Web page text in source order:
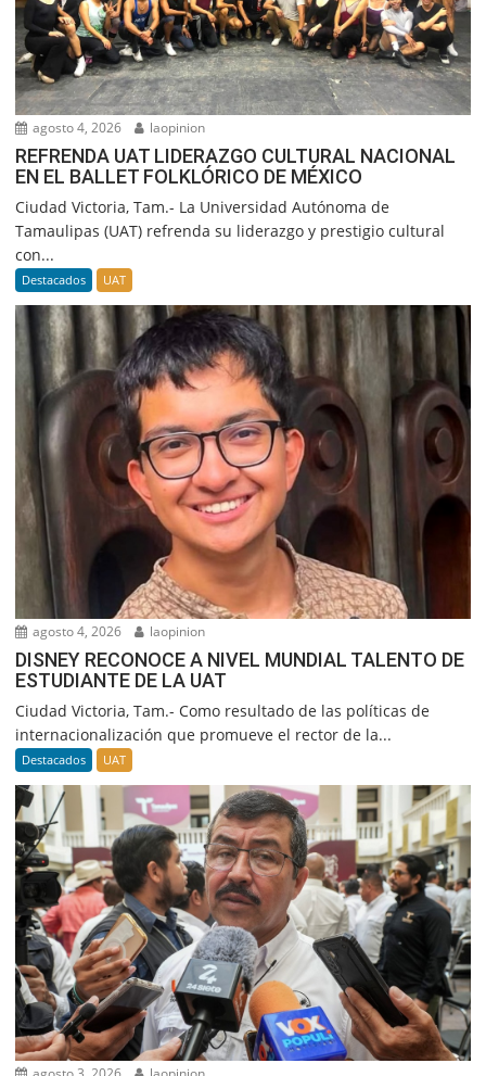
agosto 4, 2026 laopinion
REFRENDA UAT LIDERAZGO CULTURAL NACIONAL
EN EL BALLET FOLKLÓRICO DE MÉXICO
Ciudad Victoria, Tam.- La Universidad Autónoma de
Tamaulipas (UAT) refrenda su liderazgo y prestigio cultural
con...
Destacados UAT
agosto 4, 2026 laopinion
DISNEY RECONOCE A NIVEL MUNDIAL TALENTO DE
ESTUDIANTE DE LA UAT
Ciudad Victoria, Tam.- Como resultado de las políticas de
internacionalización que promueve el rector de la...
Destacados UAT